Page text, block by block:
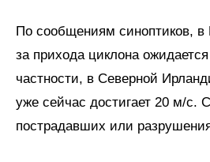
По сообщениям синоптиков, в
за прихода циклона
частности, в Северной
уже сейчас достигает 20 м/с.
пострадавших или